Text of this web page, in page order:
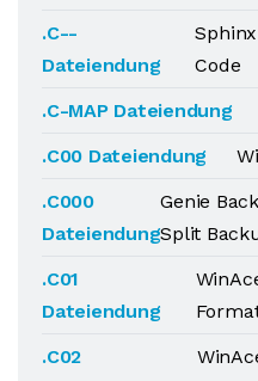
.C--
Dateiendung
Code
.C-MAP Dateiendung
.C00 Dateiendung
.C000
Dateiendung
Genie
Split
.C01
Dateiendung
.C02